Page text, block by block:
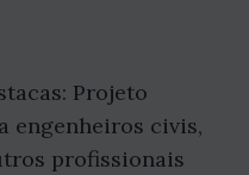
Projeto
engenheiros civis,
profissionais